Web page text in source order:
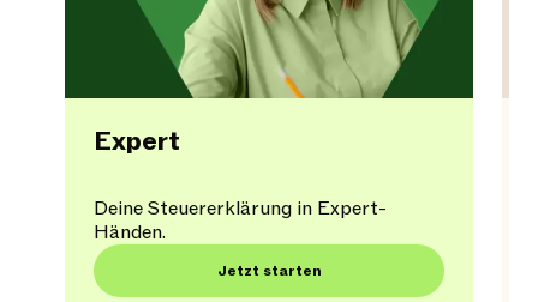
Expert
Deine Steuererklärung in Expert-
Händen.
Jetzt starten